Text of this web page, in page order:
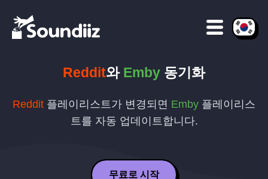
Reddit와 Emby 동기화
Reddit 플레이리스트가 변경되면 Emby 플레이리스
트를 자동 업데이트합니다.
무료로 시작